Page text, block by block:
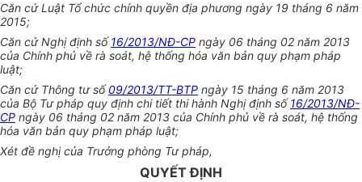
Căn cứ Luật Tổ chức chính quyền địa phương ngày 19 tháng 6 năm
2015;
Căn cứ Nghị định số16/2013/NĐ-CP ngày 06 tháng 02 năm 2013
của Chính phủ về rà soát, hệ thống hóa văn bản quy phạm pháp
luật;
Căn cứ Thông tư số09/2013/TT-BTP ngày 15 tháng 6 năm 2013
của Bộ Tư pháp quy định chi tiết thi hành Nghị định số16/2013/NĐ-
CP ngày 06 tháng 02 năm 2013 của Chính phủ về rà soát, hệ thống
hóa văn bản quy phạm pháp luật;
Xét đề nghị của Trưởng phòng Tư pháp,
QUYẾT ĐỊNH